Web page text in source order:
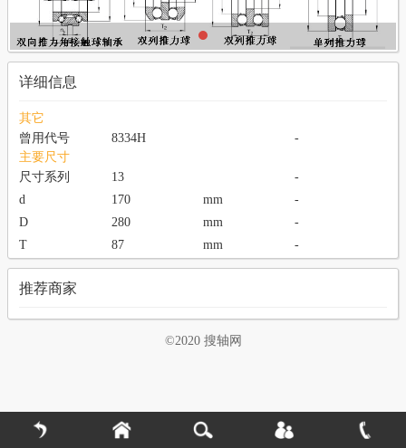
详细信息
其它
曾用代号
8334H
-
主要尺寸
尺寸系列
13
-
d
170 mm
-
D
280 mm
-
T
87 mm -
推荐商家
©2020 搜轴网